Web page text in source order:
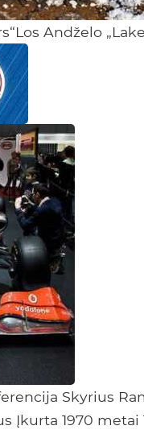
Andželo
Skyrius
Įkurta 1970 metai